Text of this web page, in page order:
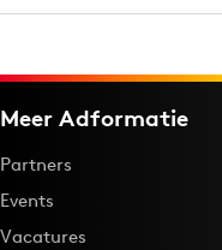
Meer Adformatie
Partners
Events
Vacatures